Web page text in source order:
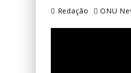
Redação ONU